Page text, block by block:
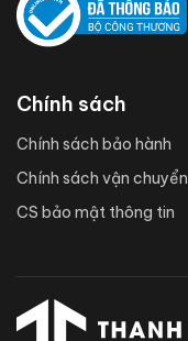
Chính sách
Chính sách bảo hành
Chính sách vận chuyển
CS bảo mật thông tin